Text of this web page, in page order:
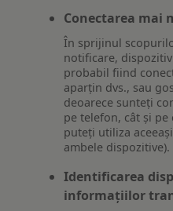
Conectarea mai
În sprijinul
notificare,
probabil fiind
aparțin dvs., sau
deoarece sunteți
pe telefon, cât și
puteți utiliza
ambele dispozitive).
Identificarea
informațiilor